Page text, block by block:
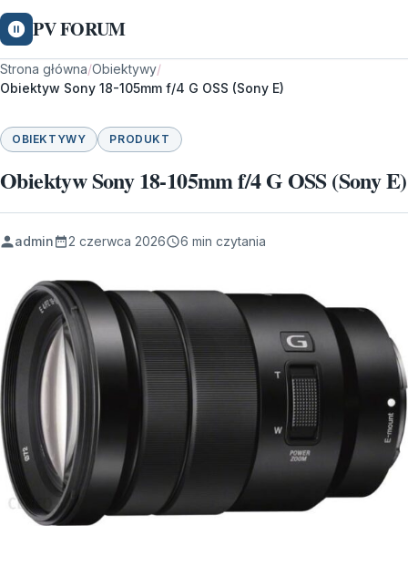
PV FORUM
Strona główna/Obiektywy/
Obiektyw Sony 18-105mm f/4 G OSS (Sony E)
OBIEKTYWY PRODUKT
Obiektyw Sony 18-105mm f/4 G OSS (Sony E)
admin 2 czerwca 2026 6 min czytania